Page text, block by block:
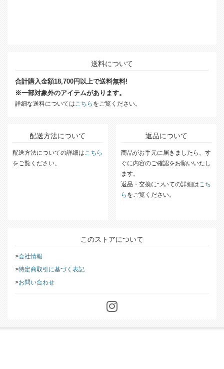
送料について
合計購入金額18,700円以上で送料無料!
※一部対象外のアイテムがあります。
詳細な送料についてはこちら をご覧ください。
配送方法について
配送方法についての詳細はこちら
をご覧ください。
返品について
商品がお手元に届きましたら、す
ぐに内容のご確認をお願いいたし
ます。
返品・交換についての詳細はこち
ら をご覧ください。
このストアについて
会社情報
特定商取引に基づく表記
お問い合わせ